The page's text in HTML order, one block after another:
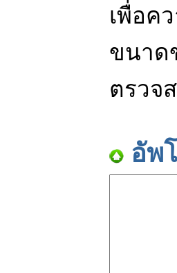
เพื่อค
ขนาด
ตรวจ
อัพ